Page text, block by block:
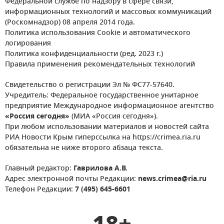
информационных технологий и массовых коммуникаций
(Роскомнадзор) 08 апреля 2014 года.
Политика использования Cookie и автоматического
логирования
Политика конфиденциальности (ред. 2023 г.)
Правила применения рекомендательных технологий
Свидетельство о регистрации Эл № ФС77-57640.
Учредитель: Федеральное государственное унитарное
предприятие Международное информационное агентство
«Россия сегодня» (МИА «Россия сегодня»).
При любом использовании материалов и новостей сайта
РИА Новости Крым гиперссылка на https://crimea.ria.ru
обязательна не ниже второго абзаца текста.
Главный редактор: Гаврилова А.В.
Адрес электронной почты Редакции: news.crimea@ria.ru
Телефон Редакции: 7 (495) 645-6601